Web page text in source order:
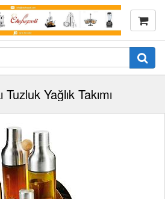
Tuzluk Yağlık Takımı